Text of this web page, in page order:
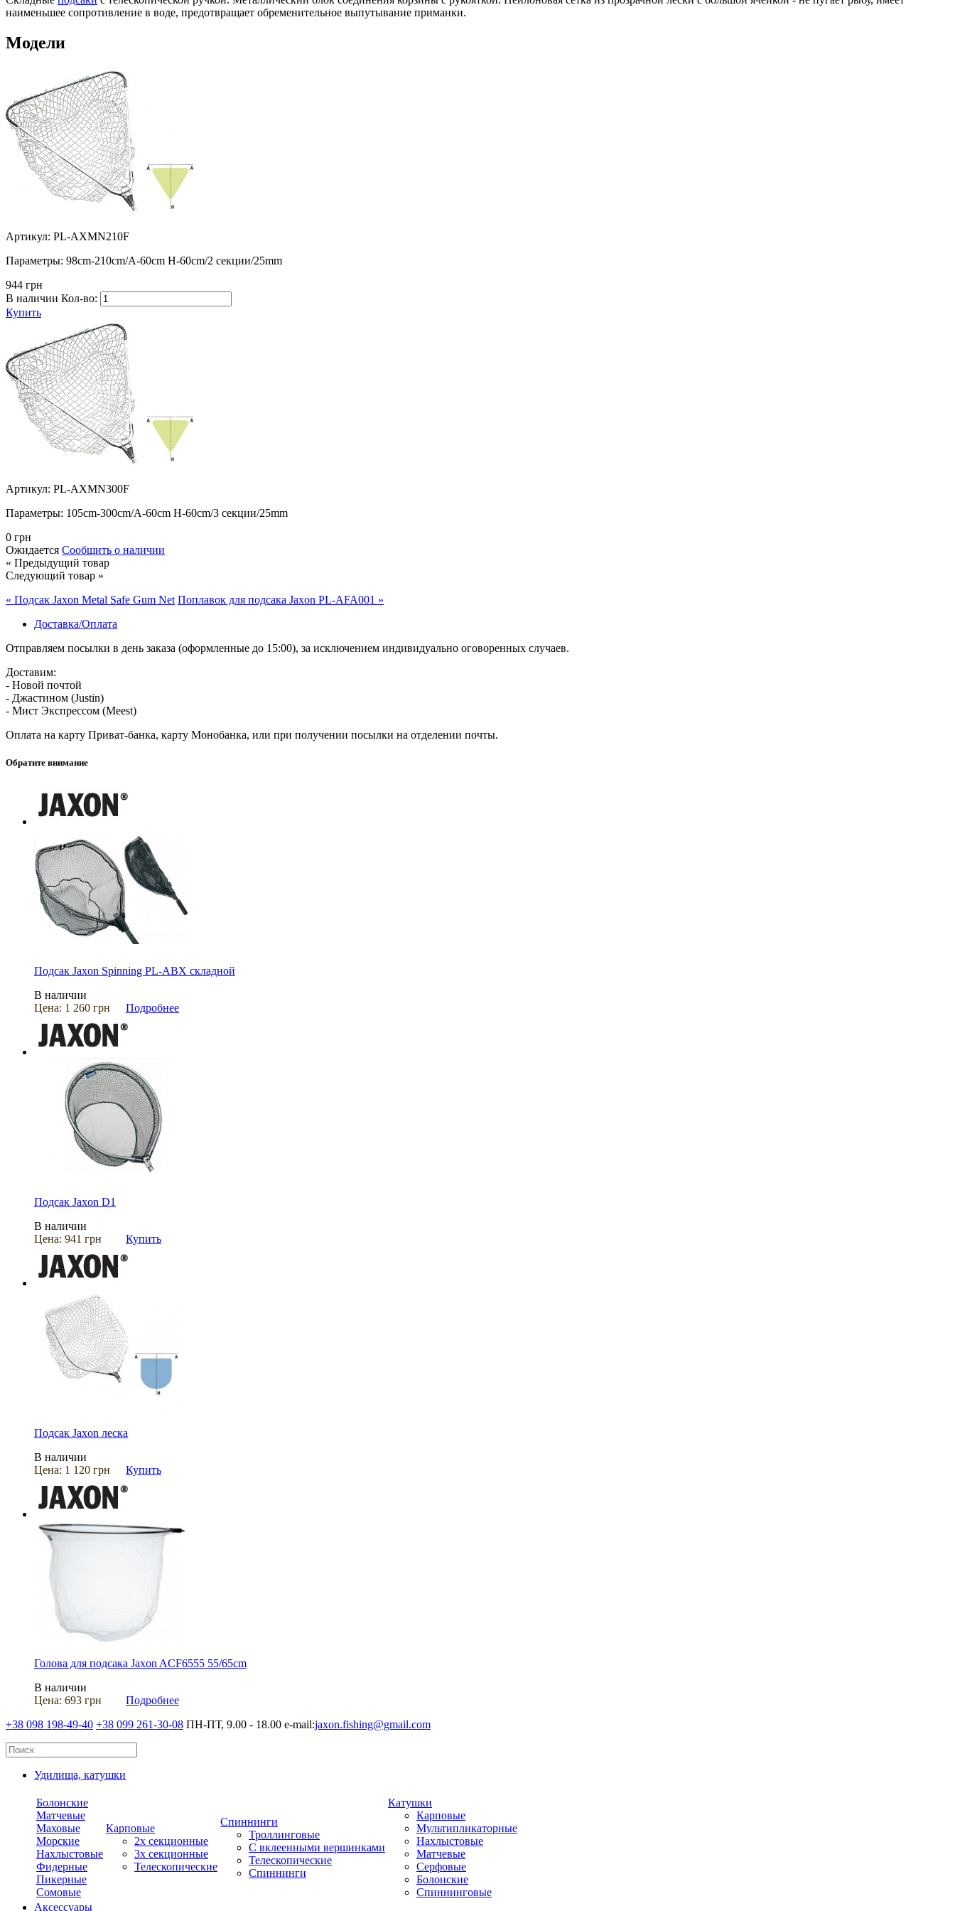
наименьшее сопротивление в воде, предотвращает обременительное выпутывание приманки.
Модели
Артикул: PL-AXMN210F
Параметры: 98cm-210cm/A-60cm H-60cm/2 секции/25mm
944 грн
В наличии Кол-во:
Купить
Артикул: PL-AXMN300F
Параметры: 105cm-300cm/A-60cm H-60cm/3 секции/25mm
0 грн
Ожидается Сообщить о наличии
« Предыдущий товар
Следующий товар »
« Подсак Jaxon Metal Safe Gum Net Поплавок для подсака Jaxon PL-AFA001 »
Доставка/Оплата
Отправляем посылки в день заказа (оформленные до 15:00), за исключением индивидуально оговоренных случаев.
Доставим:
- Новой почтой
- Джастином (Justin)
- Мист Экспрессом (Meest)
Оплата на карту Приват-банка, карту Монобанка, или при получении посылки на отделении почты.
Обратите внимание
Подсак Jaxon Spinning PL-ABX складной
В наличии
Цена: 1 260 грн Подробнее
Подсак Jaxon D1
В наличии
Цена: 941 грн Купить
Подсак Jaxon леска
В наличии
Цена: 1 120 грн Купить
Голова для подсака Jaxon ACF6555 55/65cm
В наличии
Цена: 693 грн
Подробнее
+38 098 198-49-40 +38 099 261-30-08 ПН-ПТ, 9.00 - 18.00 e-mail:jaxon.fishing@gmail.com
Удилища, катушки
Болонские
Матчевые
Маховые
Морские
Нахлыстовые
Фидерные
Пикерные
Сомовые
Карповые
2х секционные
3х секционные
Телескопические
Спиннинги
Троллинговые
С вклеенными вершинками
Телескопические
Спиннинги
Катушки
Карповые
Мультипликаторные
Нахлыстовые
Матчевые
Серфовые
Болонские
Спиннинговые
Аксессуары